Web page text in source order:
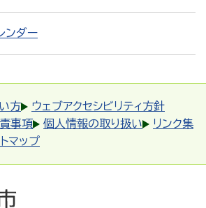
ンダー
方
ウェブアクセシビリティ方針
責事項
個人情報の取り扱い
リンク集
マップ